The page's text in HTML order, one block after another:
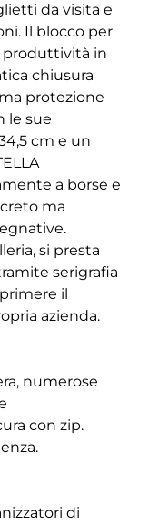
da visita e
Il blocco per
produttività in
chiusura
protezione
le sue
cm e un
a borse e
ma
si presta
serigrafia
il
azienda.
numerose
con zip.
di